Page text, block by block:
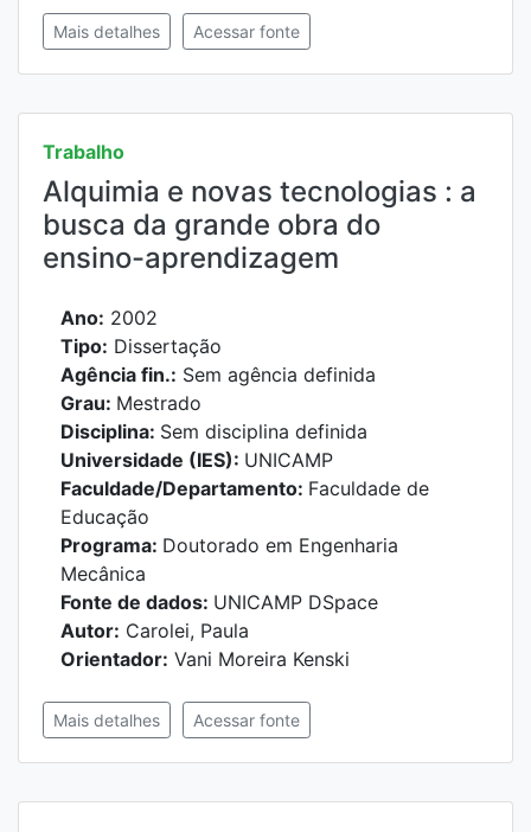
Mais detalhes Acessar fonte
Trabalho
Alquimia e novas tecnologias : a
busca da grande obra do
ensino-aprendizagem
Ano: 2002
Tipo: Dissertação
Agência fin.: Sem agência definida
Grau: Mestrado
Disciplina: Sem disciplina definida
Universidade (IES): UNICAMP
Faculdade/Departamento: Faculdade de
Educação
Programa: Doutorado em Engenharia
Mecânica
Fonte de dados: UNICAMP DSpace
Autor: Carolei, Paula
Orientador: Vani Moreira Kenski
Mais detalhes Acessar fonte